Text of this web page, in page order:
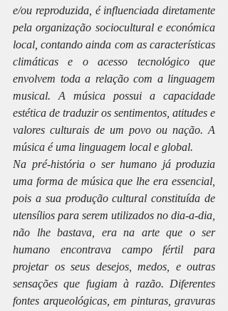
e/ou reproduzida, é influenciada diretamente
pela organização sociocultural e económica
local, contando ainda com as características
climáticas e o acesso tecnológico que
envolvem toda a relação com a linguagem
musical. A música possui a capacidade
estética de traduzir os sentimentos, atitudes e
valores culturais de um povo ou nação. A
música é uma linguagem local e global.
Na pré-história o ser humano já produzia
uma forma de música que lhe era essencial,
pois a sua produção cultural constituída de
utensílios para serem utilizados no dia-a-dia,
não lhe bastava, era na arte que o ser
humano encontrava campo fértil para
projetar os seus desejos, medos, e outras
sensações que fugiam à razão. Diferentes
fontes arqueológicas, em pinturas, gravuras